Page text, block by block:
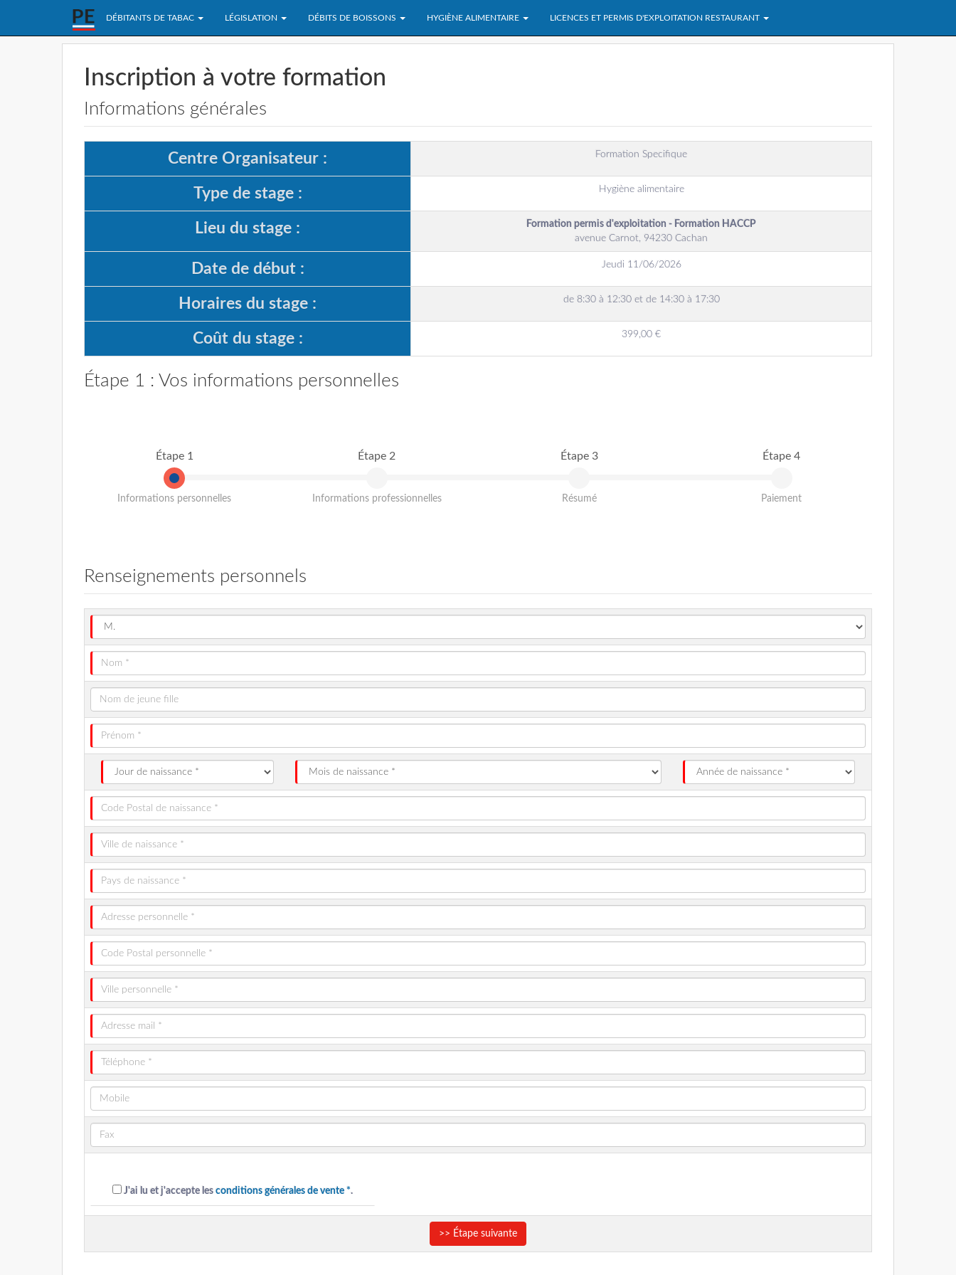
DÉBITANTS DE TABAC LÉGISLATION DÉBITS DE BOISSONS HYGIÈNE ALIMENTAIRE LICENCES ET PERMIS D'EXPLOITATION RESTAURANT
Inscription à votre formation
Informations générales
Centre Organisateur : Formation Specifique
Type de stage : Hygiène alimentaire
Lieu du stage :
Formation permis d'exploitation - Formation HACCP
avenue Carnot, 94230 Cachan
Date de début : Jeudi 11/06/2026
Horaires du stage : de 8:30 à 12:30 et de 14:30 à 17:30
Coût du stage : 399,00 €
Étape 1 : Vos informations personnelles
Étape 1
Informations personnelles
Étape 2
Informations professionnelles
Étape 3
Résumé
Étape 4
Paiement
Renseignements personnels
J'ai lu et j'accepte les conditions générales de vente *.
>> Étape suivante